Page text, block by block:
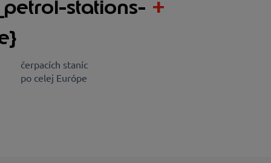
stations- +
čerpacích staníc
po celej Európe